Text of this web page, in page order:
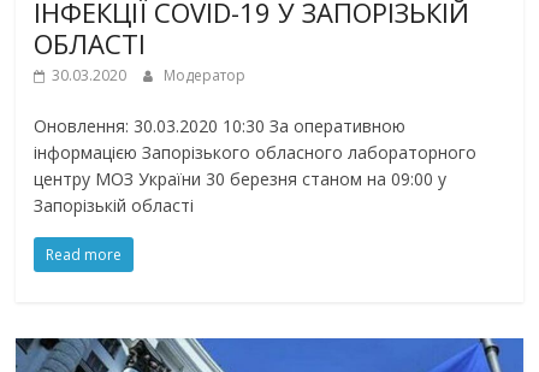
ІНФЕКЦІЇ COVID-19 У ЗАПОРІЗЬКІЙ
ОБЛАСТІ
30.03.2020 Модератор
Оновлення: 30.03.2020 10:30 За оперативною
інформацією Запорізького обласного лабораторного
центру МОЗ України 30 березня станом на 09:00 у
Запорізькій області
Read more